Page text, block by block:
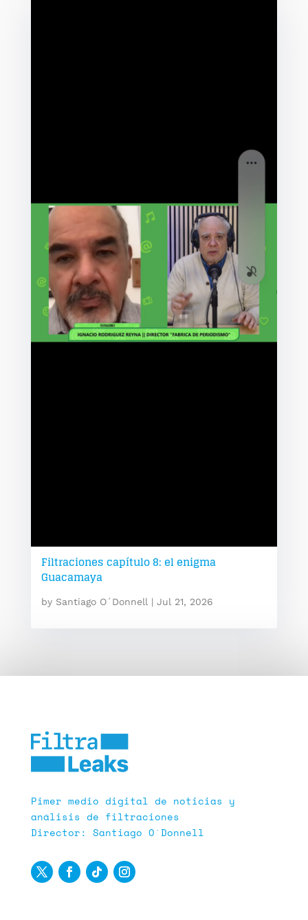
Filtraciones capítulo 8: el enigma
Guacamaya
by Santiago O´Donnell | Jul 21, 2026
Pimer medio digital de noticias y
análisis de filtraciones
Director: Santiago O´Donnell